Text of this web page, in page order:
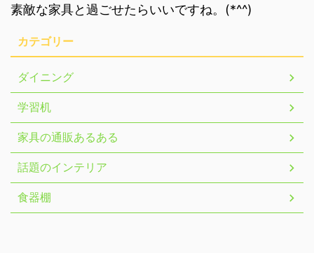
素敵な家具と過ごせたらいいですね。(*^^)
カテゴリー
ダイニング
学習机
家具の通販あるある
話題のインテリア
食器棚